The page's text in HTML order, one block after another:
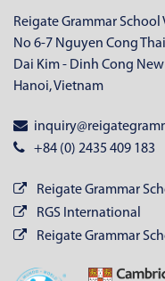
Reigate Grammar School
No 6-7 Nguyen Cong
Dai Kim - Dinh Cong
Hanoi, Vietnam
+84 (0) 2435 409 183
Reigate Grammar
RGS International
Reigate Grammar